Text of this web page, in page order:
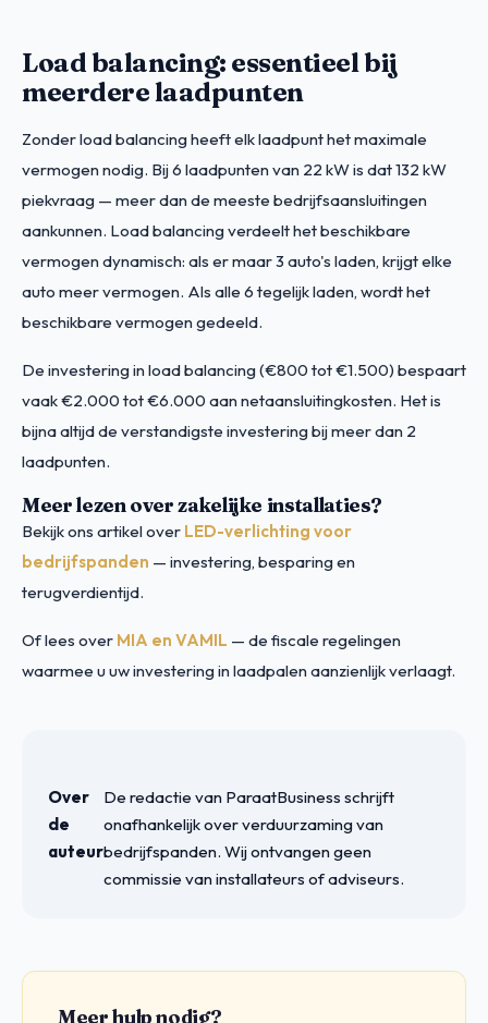
Load balancing: essentieel bij
meerdere laadpunten
Zonder load balancing heeft elk laadpunt het maximale
vermogen nodig. Bij 6 laadpunten van 22 kW is dat 132 kW
piekvraag — meer dan de meeste bedrijfsaansluitingen
aankunnen. Load balancing verdeelt het beschikbare
vermogen dynamisch: als er maar 3 auto's laden, krijgt elke
auto meer vermogen. Als alle 6 tegelijk laden, wordt het
beschikbare vermogen gedeeld.
De investering in load balancing (€800 tot €1.500) bespaart
vaak €2.000 tot €6.000 aan netaansluitingkosten. Het is
bijna altijd de verstandigste investering bij meer dan 2
laadpunten.
Meer lezen over zakelijke installaties?
Bekijk ons artikel over LED-verlichting voor
bedrijfspanden — investering, besparing en
terugverdientijd.
Of lees over MIA en VAMIL — de fiscale regelingen
waarmee u uw investering in laadpalen aanzienlijk verlaagt.
Over
de
auteur
De redactie van ParaatBusiness schrijft
onafhankelijk over verduurzaming van
bedrijfspanden. Wij ontvangen geen
commissie van installateurs of adviseurs.
Meer hulp nodig?